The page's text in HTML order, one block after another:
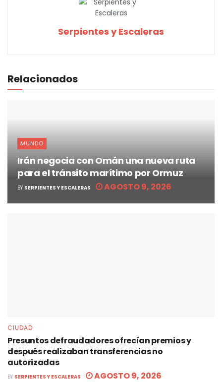
Serpientes y Escaleras
Relacionados
MUNDO
Irán negocia con Omán una nueva ruta
para el tránsito marítimo por Ormuz
BY SERPIENTES Y ESCALERAS AGOSTO 9, 2026
CIUDAD
Presuntos defraudadores ofrecían premios y
después realizaban transferencias no
autorizadas
BY SERPIENTES Y ESCALERAS AGOSTO 9, 2026